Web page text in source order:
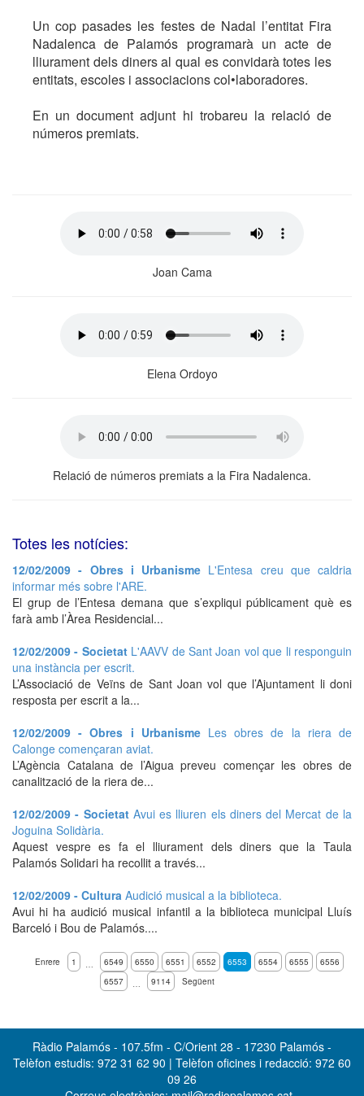
Un cop pasades les festes de Nadal l’entitat Fira
Nadalenca de Palamós programarà un acte de
lliurament dels diners al qual es convidarà totes les
entitats, escoles i associacions col•laboradores.
En un document adjunt hi trobareu la relació de
números premiats.
Joan Cama
Elena Ordoyo
Relació de números premiats a la Fira Nadalenca.
Totes les notícies:
12/02/2009 - Obres i Urbanisme L'Entesa creu que caldria
informar més sobre l'ARE.
El grup de l’Entesa demana que s’expliqui públicament què es
farà amb l’Àrea Residencial...
12/02/2009 - Societat L'AAVV de Sant Joan vol que li responguin
una instància per escrit.
L’Associació de Veïns de Sant Joan vol que l’Ajuntament li doni
resposta per escrit a la...
12/02/2009 - Obres i Urbanisme Les obres de la riera de
Calonge començaran aviat.
L’Agència Catalana de l’Aigua preveu començar les obres de
canalització de la riera de...
12/02/2009 - Societat Avui es lliuren els diners del Mercat de la
Joguina Solidària.
Aquest vespre es fa el lliurament dels diners que la Taula
Palamós Solidari ha recollit a través...
12/02/2009 - Cultura Audició musical a la biblioteca.
Avui hi ha audició musical infantil a la biblioteca municipal Lluís
Barceló i Bou de Palamós....
Enrere 1 … 6549 6550 6551 6552 6553 6554 6555
6556
6557
… 9114 Següent
Ràdio Palamós - 107.5fm - C/Orient 28 - 17230 Palamós -
Telèfon estudis: 972 31 62 90 | Telèfon oficines i redacció: 972 60
09 26